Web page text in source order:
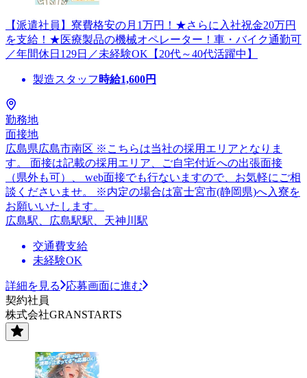
【派遣社員】寮費格安の月1万円！★さらに入社祝金20万円
を支給！★医療製品の機械オペレーター！車・バイク通勤可
／年間休日129日／未経験OK【20代～40代活躍中】
製造スタッフ 時給1,600円
勤務地
面接地
広島県広島市南区 ※こちらは当社の採用エリアとなりま
す。 面接は記載の採用エリア、ご自宅付近への出張面接
（県外も可）、 web面接でも行ないますので、お気軽にご相
談くださいませ。 ※内定の場合は富士宮市(静岡県)へ入寮を
お願いいたします。
広島駅、広島駅駅、天神川駅
交通費支給
未経験OK
詳細を見る
応募画面に進む
契約社員
株式会社GRANSTARTS